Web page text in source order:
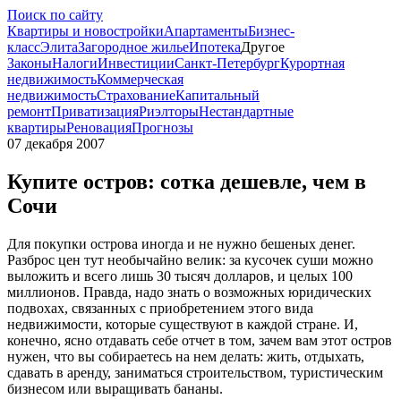
Поиск по сайту
Квартиры и новостройкиАпартаментыБизнес-
классЭлитаЗагородное жильеИпотекаДругое
ЗаконыНалогиИнвестицииСанкт-ПетербургКурортная
недвижимостьКоммерческая
недвижимостьСтрахованиеКапитальный
ремонтПриватизацияРиэлторыНестандартные
квартирыРеновацияПрогнозы
07 декабря 2007
Купите остров: сотка дешевле, чем в
Сочи
Для покупки острова иногда и не нужно бешеных денег.
Разброс цен тут необычайно велик: за кусочек суши можно
выложить и всего лишь 30 тысяч долларов, и целых 100
миллионов. Правда, надо знать о возможных юридических
подвохах, связанных с приобретением этого вида
недвижимости, которые существуют в каждой стране. И,
конечно, ясно отдавать себе отчет в том, зачем вам этот остров
нужен, что вы собираетесь на нем делать: жить, отдыхать,
сдавать в аренду, заниматься строительством, туристическим
бизнесом или выращивать бананы.